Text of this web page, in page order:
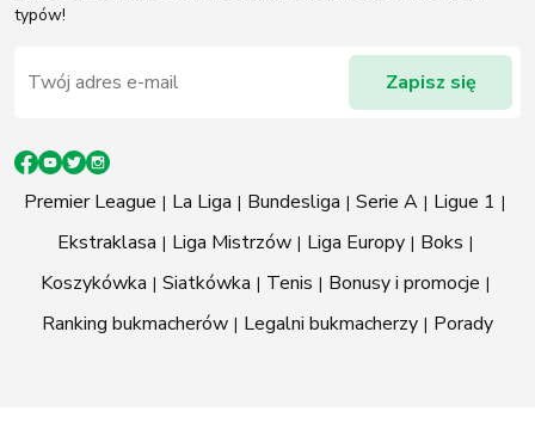
typów!
Premier League La Liga Bundesliga Serie A
Ligue 1
Ekstraklasa
Liga Mistrzów Liga Europy
Boks
Koszykówka
Siatkówka Tenis
Bonusy i promocje
Ranking bukmacherów
Legalni bukmacherzy Porady